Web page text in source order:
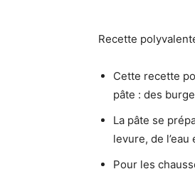
Recette
Cette recette
pâte : des
La pâte se
levure, de l’eau
Pour les